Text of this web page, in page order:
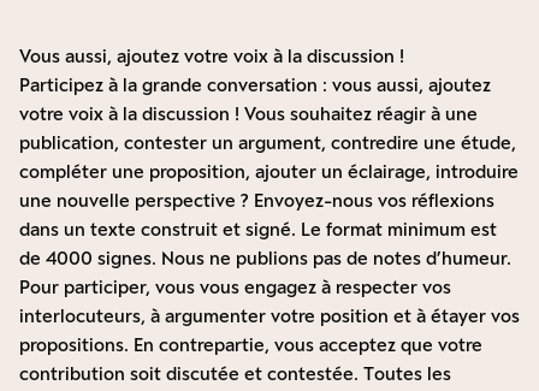
Vous aussi, ajoutez votre voix à la discussion !
Participez à la grande conversation : vous aussi, ajoutez
votre voix à la discussion ! Vous souhaitez réagir à une
publication, contester un argument, contredire une étude,
compléter une proposition, ajouter un éclairage, introduire
une nouvelle perspective ? Envoyez-nous vos réflexions
dans un texte construit et signé. Le format minimum est
de 4000 signes. Nous ne publions pas de notes d’humeur.
Pour participer, vous vous engagez à respecter vos
interlocuteurs, à argumenter votre position et à étayer vos
propositions. En contrepartie, vous acceptez que votre
contribution soit discutée et contestée. Toutes les